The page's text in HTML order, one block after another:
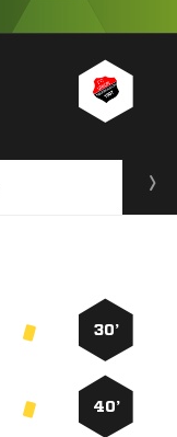
30’
40’